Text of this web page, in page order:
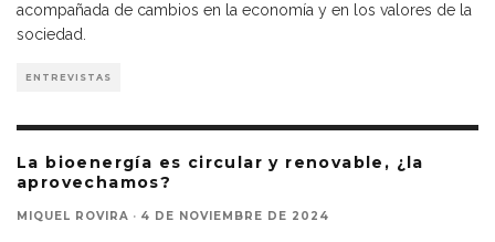
acompañada de cambios en la economía y en los valores de la
sociedad.
ENTREVISTAS
La bioenergía es circular y renovable, ¿la
aprovechamos?
MIQUEL ROVIRA · 4 DE NOVIEMBRE DE 2024